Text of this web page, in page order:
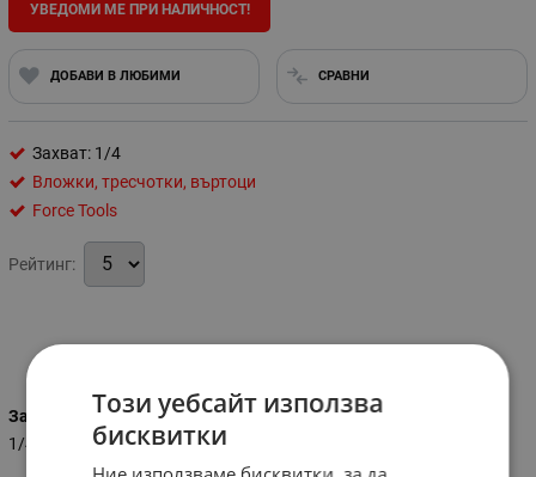
УВЕДОМИ МЕ ПРИ НАЛИЧНОСТ!
ДОБАВИ В ЛЮБИМИ СРАВНИ
Захват: 1/4
Вложки, тресчотки, въртоци
Force Tools
Рейтинг:
Захват
1/4
Този уебсайт използва
бисквитки